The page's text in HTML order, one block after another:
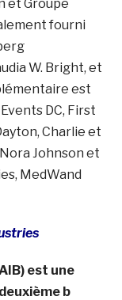
et Groupe
fourni
W. Bright, et
est
DC, First
Charlie et
Johnson et
MedWand
est une
b